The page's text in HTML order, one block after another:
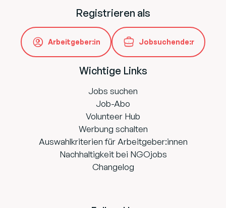
Registrieren als
Arbeitgeber:in Jobsuchende:r
Wichtige Links
Jobs suchen
Job-Abo
Volunteer Hub
Werbung schalten
Auswahlkriterien für Arbeitgeber:innen
Nachhaltigkeit bei NGOjobs
Changelog